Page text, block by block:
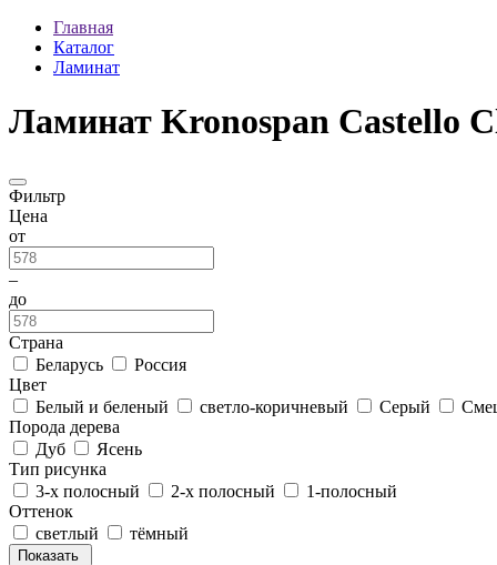
Главная
Каталог
Ламинат
Ламинат Kronospan Castello
Фильтр
Цена
от
–
до
Страна
Беларусь
Россия
Цвет
Белый и беленый
светло-коричневый Серый
Порода дерева
Дуб
Ясень
Тип рисунка
3-х полосный
2-х полосный
1-полосный
Оттенок
светлый
тёмный
Показать